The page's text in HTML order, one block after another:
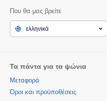
Που θα μας βρείτε
ελληνικά
Τα πάντα για τα ψώνια
Μεταφορά
Όροι και προϋποθέσεις